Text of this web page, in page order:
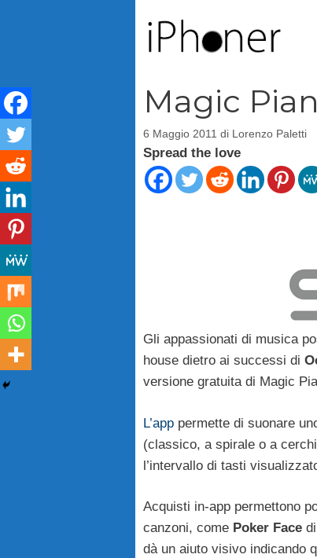
Magic
6 Maggio 2011 di Lorenzo Paletti
Spread the love
Gli appassionati di musica
house dietro ai successi di
versione gratuita di Magic
L’app permette di suonare
(classico, a spirale o a
l’intervallo di tasti
Acquisti in-app permettono
canzoni, come Poker Face di
dà un aiuto visivo indicando